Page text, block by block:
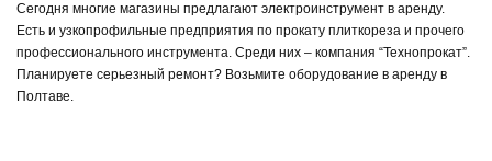
Сегодня многие магазины предлагают электроинструмент в аренду.
Есть и узкопрофильные предприятия по прокату плиткореза и прочего
профессионального инструмента. Среди них – компания “Технопрокат”.
Планируете серьезный ремонт? Возьмите оборудование в аренду в
Полтаве.